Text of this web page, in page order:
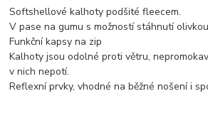
Softshellové kalhoty podšité fleecem.
V pase na gumu s možností stáhnutí olivkou
Funkční kapsy na zip
Kalhoty jsou odolné proti větru,
v nich nepotí.
Reflexní prvky, vhodné na běžné nošení i